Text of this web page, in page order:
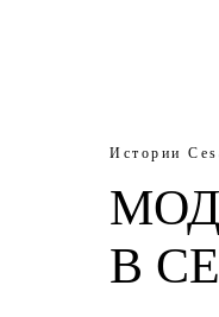
Истории
В